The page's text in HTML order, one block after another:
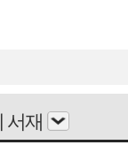
서재